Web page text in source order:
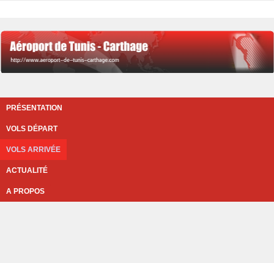
PRÉSENTATION
VOLS DÉPART
VOLS ARRIVÉE
ACTUALITÉ
A PROPOS